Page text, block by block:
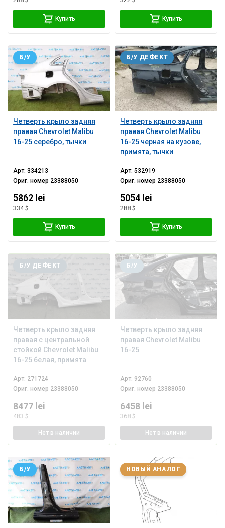
Купить Купить
Четверть крыло задняя
правая Chevrolet Malibu
16-25 серебро, тычки
Б/У
Арт.334213
Ориг. номер 23388050
5862 lei
334 $
Купить
Четверть крыло задняя
правая Chevrolet Malibu
16-25 черная на кузове,
примята, тычки
Б/У ДЕФЕКТ
Арт.532919
Ориг. номер 23388050
5054 lei
288 $
Купить
Четверть крыло задняя
правая с центральной
стойкой Chevrolet Malibu
16-25 белая, примята
Б/У ДЕФЕКТ
Арт. 271724
Ориг. номер 23388050
8477 lei
483 $
Нет в наличии
Четверть крыло задняя
правая Chevrolet Malibu
16-25
Б/У
Арт. 92760
Ориг. номер 23388050
6458 lei
368 $
Нет в наличии
Б/У НОВЫЙ АНАЛОГ